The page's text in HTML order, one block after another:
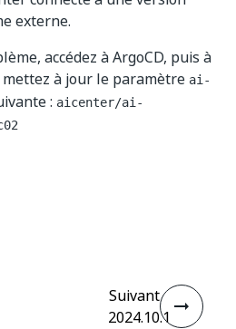
externe.
accédez à ArgoCD, puis à
mettez à jour le paramètre ai-
: aicenter/ai-
Suivant
2024.10.1